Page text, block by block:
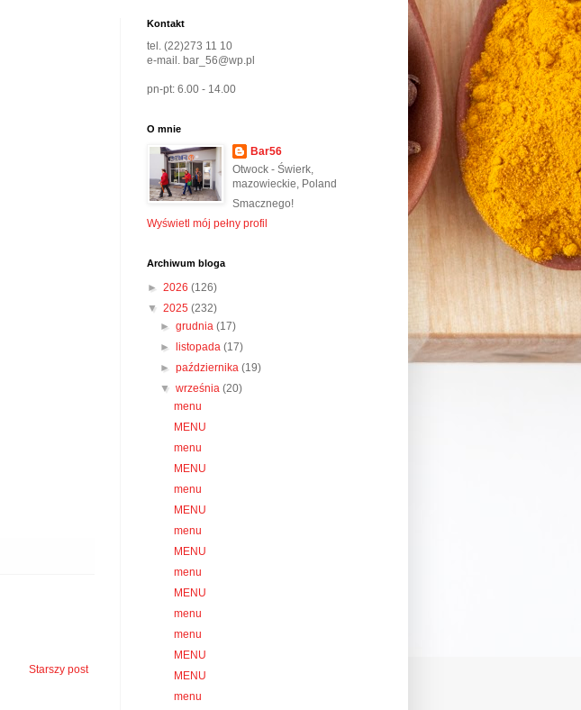
Starszy post
Kontakt
tel. (22)273 11 10
e-mail. bar_56@wp.pl
pn-pt: 6.00 - 14.00
O mnie
Bar56
Otwock - Świerk,
mazowieckie, Poland
Smacznego!
Wyświetl mój pełny profil
Archiwum bloga
► 2026 (126)
▼ 2025 (232)
►grudnia(17)
►
listopada(17)
►października(19)
▼września(20)
menu
MENU
menu
MENU
menu
MENU
menu
MENU
menu
MENU
menu
menu
MENU
MENU
menu